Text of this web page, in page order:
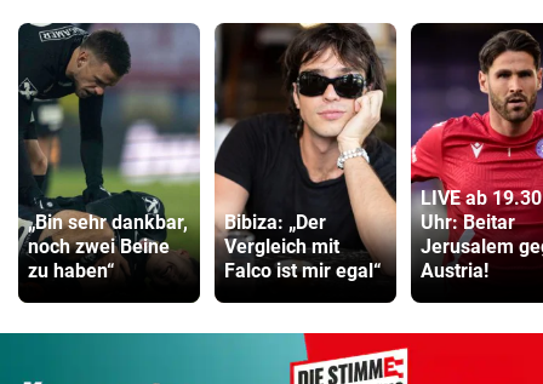
„Bin sehr dankbar,
noch zwei Beine
zu haben“
Bibiza: „Der
Vergleich mit
Falco ist mir egal“
LIVE ab 19.30
Uhr: Beitar
Jerusalem
Austria!